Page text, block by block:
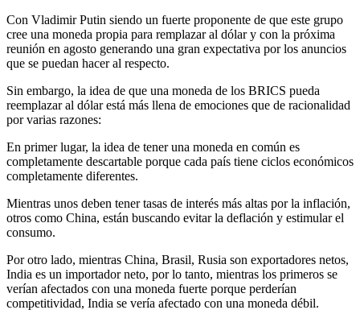
Con Vladimir Putin siendo un fuerte proponente de que este grupo
cree una moneda propia para remplazar al dólar y con la próxima
reunión en agosto generando una gran expectativa por los anuncios
que se puedan hacer al respecto.
Sin embargo, la idea de que una moneda de los BRICS pueda
reemplazar al dólar está más llena de emociones que de racionalidad
por varias razones:
En primer lugar, la idea de tener una moneda en común es
completamente descartable porque cada país tiene ciclos económicos
completamente diferentes.
Mientras unos deben tener tasas de interés más altas por la inflación,
otros como China, están buscando evitar la deflación y estimular el
consumo.
Por otro lado, mientras China, Brasil, Rusia son exportadores netos,
India es un importador neto, por lo tanto, mientras los primeros se
verían afectados con una moneda fuerte porque perderían
competitividad, India se vería afectado con una moneda débil.